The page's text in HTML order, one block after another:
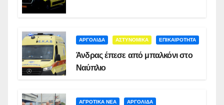
ΑΡΓΟΛΙΔΑ ΑΣΤΥΝΟΜΙΚΑ ΕΠΙΚΑΙΡΟΤΗΤΑ
Άνδρας έπεσε από μπαλκόνι στο
Ναύπλιο
ΑΓΡΟΤΙΚΑ ΝΕΑ ΑΡΓΟΛΙΔΑ